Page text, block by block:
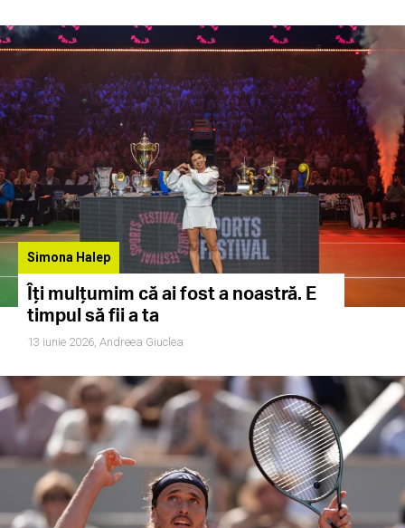
Simona Halep
Îți mulțumim că ai fost a noastră. E
timpul să fii a ta
13 iunie 2026, Andreea Giuclea